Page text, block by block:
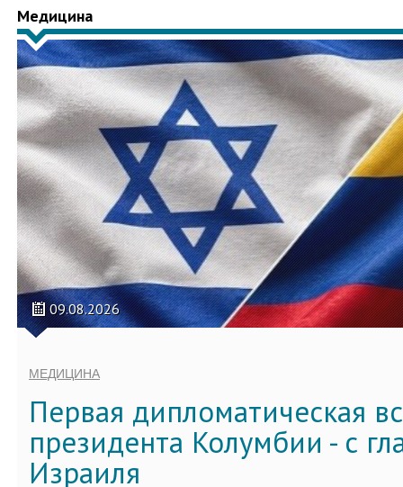
Медицина
09.08.2026
МЕДИЦИНА
Первая дипломатическая
президента Колумбии - с
Израиля